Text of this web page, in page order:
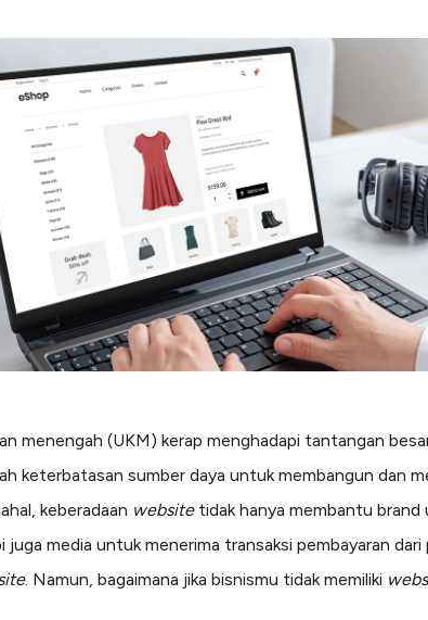
menengah (UKM) kerap menghadapi tantangan
keterbatasan sumber daya untuk membangun dan
keberadaan websitetidak hanya membantu brand
juga media untuk menerima transaksi pembayaran dari
. Namun, bagaimana jika bisnismu tidak memiliki